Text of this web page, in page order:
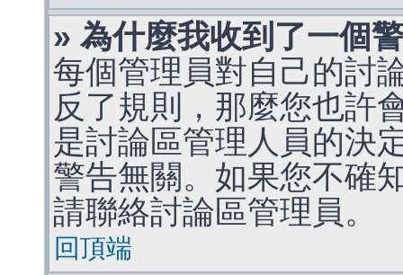
» 為什麼我收到了一個
每個管理員對自己的討
反了規則，那麼您也許
是討論區管理人員的決
警告無關。如果您不確
請聯絡討論區管理員。
回頂端